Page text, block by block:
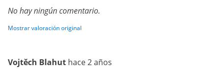
No hay ningún comentario.
Mostrar valoración original
Vojtěch Blahut hace 2 años